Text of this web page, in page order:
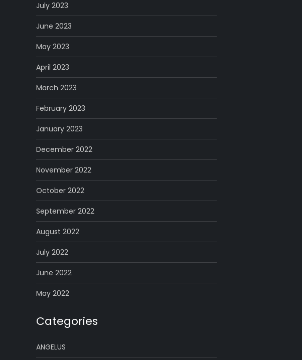
July 2023
June 2023
May 2023
April 2023
March 2023
February 2023
January 2023
December 2022
November 2022
October 2022
September 2022
August 2022
July 2022
June 2022
May 2022
Categories
ANGELUS